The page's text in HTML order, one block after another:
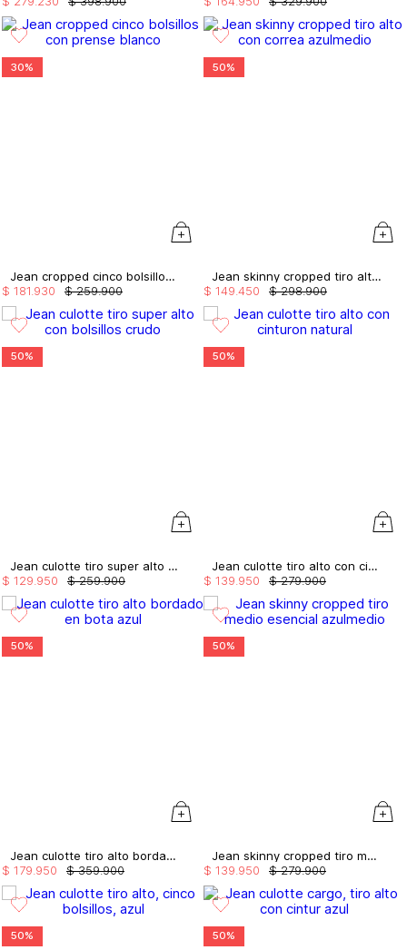
30%
Jean cropped cinco bolsillos con prense
$ 259.900
$ 181 930
50%
Jean skinny cropped tiro alto con correa
$ 298.900
$ 149 450
50%
Jean culotte tiro super alto con bolsillos
$ 259.900
$ 129 950
50%
Jean culotte tiro alto con cinturon
$ 279.900
$ 139 950
50%
Jean culotte tiro alto bordado en bota
$ 359.900
$ 179 950
50%
Jean skinny cropped tiro medio esencial
$ 279.900
$ 139 950
50% 50%